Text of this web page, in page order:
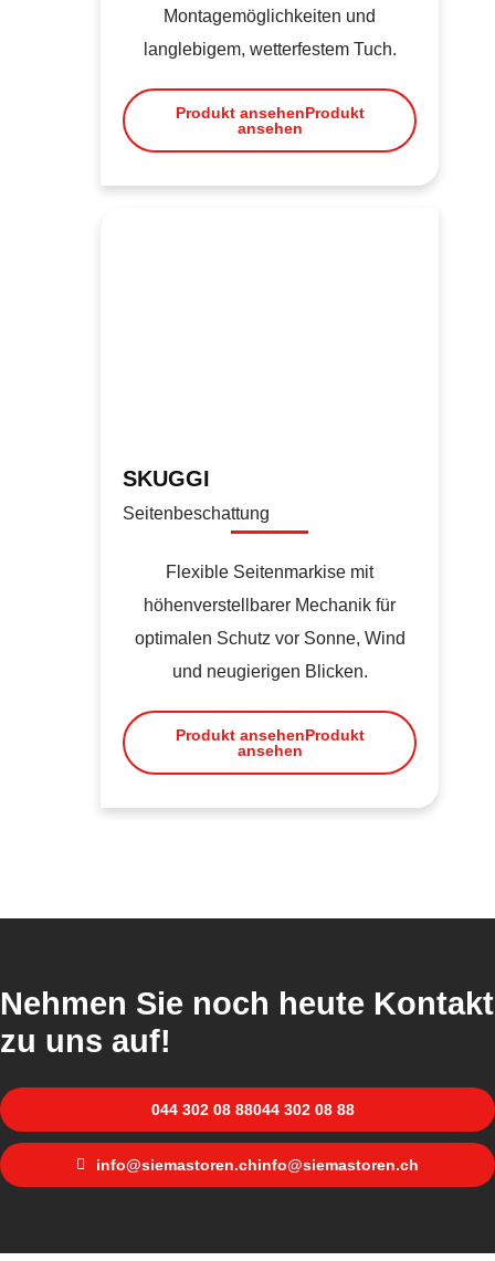
Montagemöglichkeiten und
langlebigem, wetterfestem Tuch.
Produkt ansehenProdukt
ansehen
SKUGGI
Seitenbeschattung
Flexible Seitenmarkise mit
höhenverstellbarer Mechanik für
optimalen Schutz vor Sonne, Wind
und neugierigen Blicken.
Produkt ansehenProdukt
ansehen
Nehmen Sie noch heute Kontakt
zu uns auf!
044 302 08 88044 302 08 88
info@siemastoren.chinfo@siemastoren.ch